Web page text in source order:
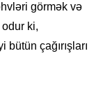
görmək və
ki,
çağırışları